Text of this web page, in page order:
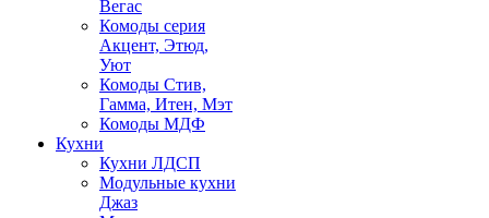
Вегас
Комоды серия
Акцент, Этюд,
Уют
Комоды Стив,
Гамма, Итен, Мэт
Комоды МДФ
Кухни
Кухни ЛДСП
Модульные кухни
Джаз